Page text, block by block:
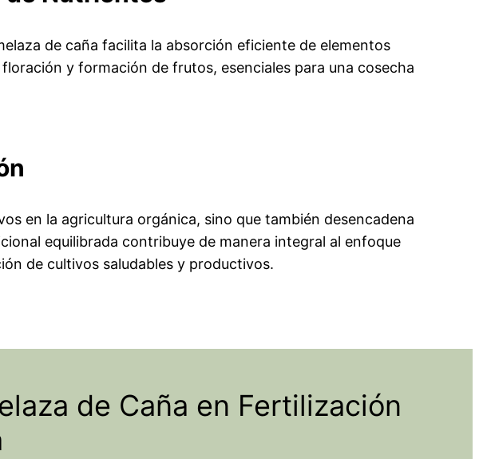
de caña facilita la absorción eficiente de elementos
y formación de frutos, esenciales para una cosecha
en la agricultura orgánica, sino que también desencadena
equilibrada contribuye de manera integral al enfoque
de cultivos saludables y productivos.
de Caña en Fertilización